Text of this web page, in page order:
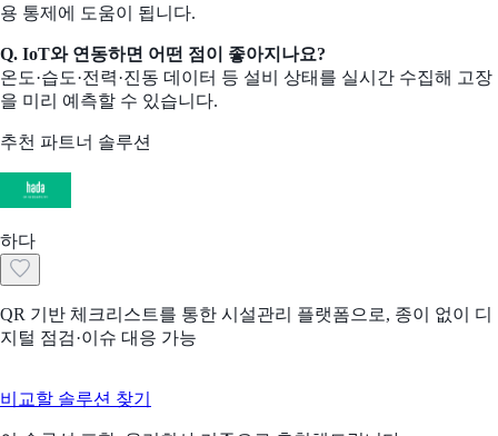
용 통제에 도움이 됩니다.
Q. IoT와 연동하면 어떤 점이 좋아지나요?
온도·습도·전력·진동 데이터 등 설비 상태를 실시간 수집해 고장
을 미리 예측할 수 있습니다.
추천 파트너 솔루션
하다
QR 기반 체크리스트를 통한 시설관리 플랫폼으로, 종이 없이 디
지털 점검·이슈 대응 가능
비교할 솔루션 찾기